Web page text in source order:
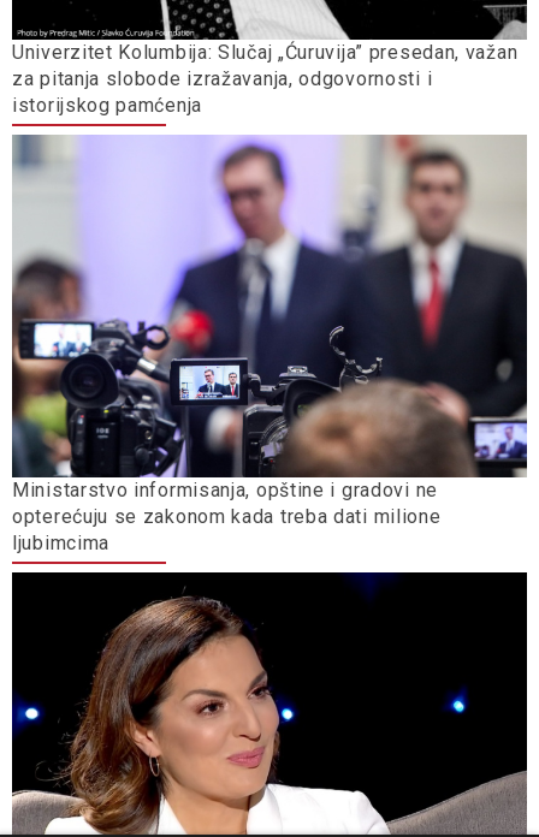
Univerzitet Kolumbija: Slučaj „Ćuruvija” presedan, važan
za pitanja slobode izražavanja, odgovornosti i
istorijskog pamćenja
Ministarstvo informisanja, opštine i gradovi ne
opterećuju se zakonom kada treba dati milione
ljubimcima